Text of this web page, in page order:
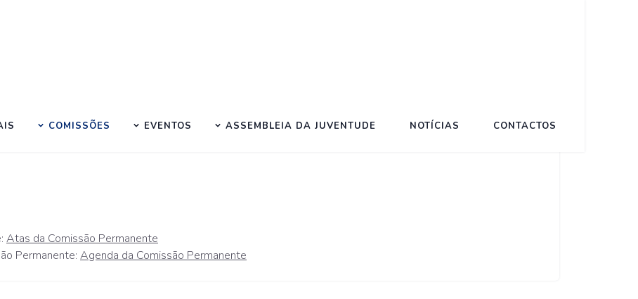
COMISSÕES EVENTOS ASSEMBLEIA DA JUVENTUDE NOTÍCIAS CONTACTOS
Atas da Comissão Permanente
Permanente: Agenda da Comissão Permanente